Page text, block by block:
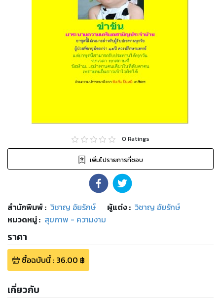
0 Ratings
เพิ่มไปรายการที่ชอบ
สำนักพิมพ์: วิชาญ อัยรักษ์ ผู้แต่ง : วิชาญ อัยรักษ์
หมวดหมู่: สุขภาพ - ความงาม
ราคา
ซื้อฉบับนี้: 36.00 ฿
เกี่ยวกับ